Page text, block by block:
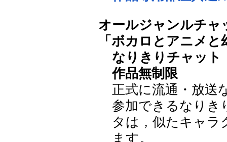
オールジャンルチャ
「ボカロとアニメと
なりきりチャット
作品無制限
正式に流通・放送
参加できるなりき
タは，似たキャ
ます。